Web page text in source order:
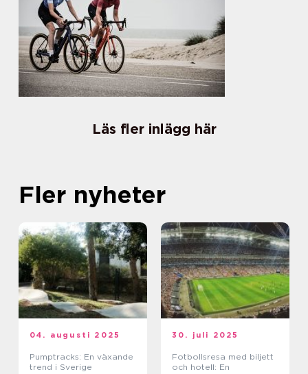
Läs fler inlägg här
Fler nyheter
04. augusti 2025
Pumptracks: En växande
trend i Sverige
30. juli 2025
Fotbollsresa med biljett
och hotell: En